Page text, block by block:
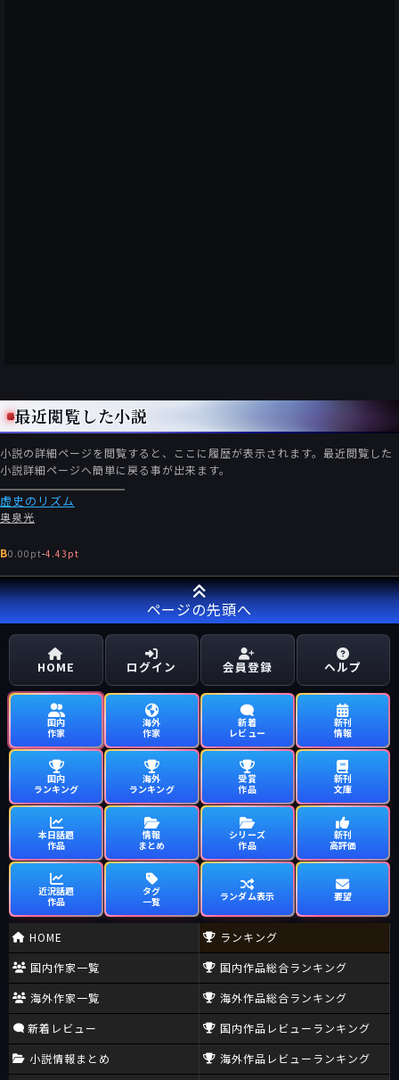
最近閲覧した小説
小説の詳細ページを閲覧すると、ここに履歴が表示されます。最近閲覧した
小説詳細ページへ簡単に戻る事が出来ます。
虚史のリズム
奥泉光
B0.00pt-4.43pt
ページの先頭へ
HOME ログイン 会員登録 ヘルプ
国内
作家
海外
作家
新着
レビュー
新刊
情報
国内
ランキング
海外
ランキング
受賞
作品
新刊
文庫
本日話題
作品
情報
まとめ
シリーズ
作品
新刊
高評価
近況話題
作品
タグ
一覧
ランダム表示 要望
HOME
国内作家一覧
海外作家一覧
新着レビュー
小説情報まとめ
ランキング
国内作品総合ランキング
海外作品総合ランキング
国内作品レビューランキング
海外作品レビューランキング